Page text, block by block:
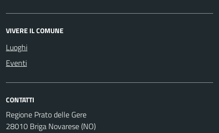
VIVERE IL COMUNE
Luoghi
Eventi
CONTATTI
Regione Prato delle Gere
28010 Briga Novarese (NO)